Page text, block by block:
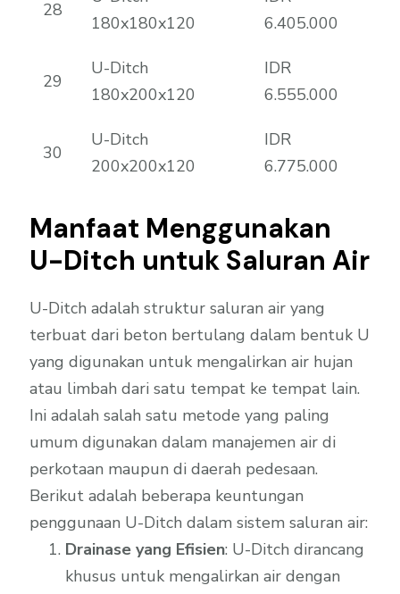
28
180x180x120
6.405.000
29
U-Ditch
180x200x120
IDR
6.555.000
30
U-Ditch
200x200x120
IDR
6.775.000
Manfaat Menggunakan
U-Ditch untuk Saluran Air
U-Ditch adalah struktur saluran air yang
terbuat dari beton bertulang dalam bentuk U
yang digunakan untuk mengalirkan air hujan
atau limbah dari satu tempat ke tempat lain.
Ini adalah salah satu metode yang paling
umum digunakan dalam manajemen air di
perkotaan maupun di daerah pedesaan.
Berikut adalah beberapa keuntungan
penggunaan U-Ditch dalam sistem saluran air:
Drainase yang Efisien: U-Ditch dirancang
khusus untuk mengalirkan air dengan